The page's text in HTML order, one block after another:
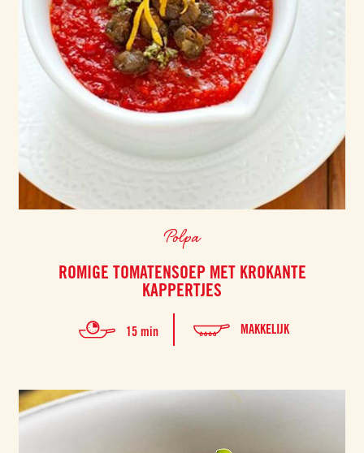
Polpa
ROMIGE TOMATENSOEP MET KROKANTE
KAPPERTJES
15 min MAKKELIJK